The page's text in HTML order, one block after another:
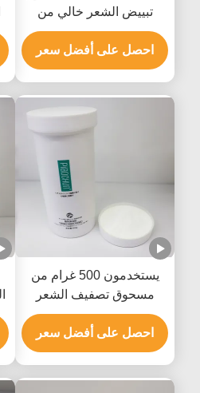
تبييض الشعر خالي من
الأمونيا خالي من الغبار
احصل على أفضل سعر
يستخدمون 500 غرام من
مسحوق تصفيف الشعر
المهني لرفع 8-9 مستويات
احصل على أفضل سعر